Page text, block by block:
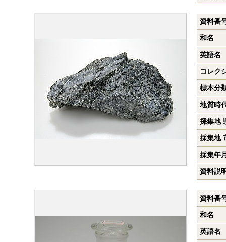
資料番
和名
英語名
コレク
標本分
地質時
採集地
採集地
採集年
資料説
資料番
和名
英語名